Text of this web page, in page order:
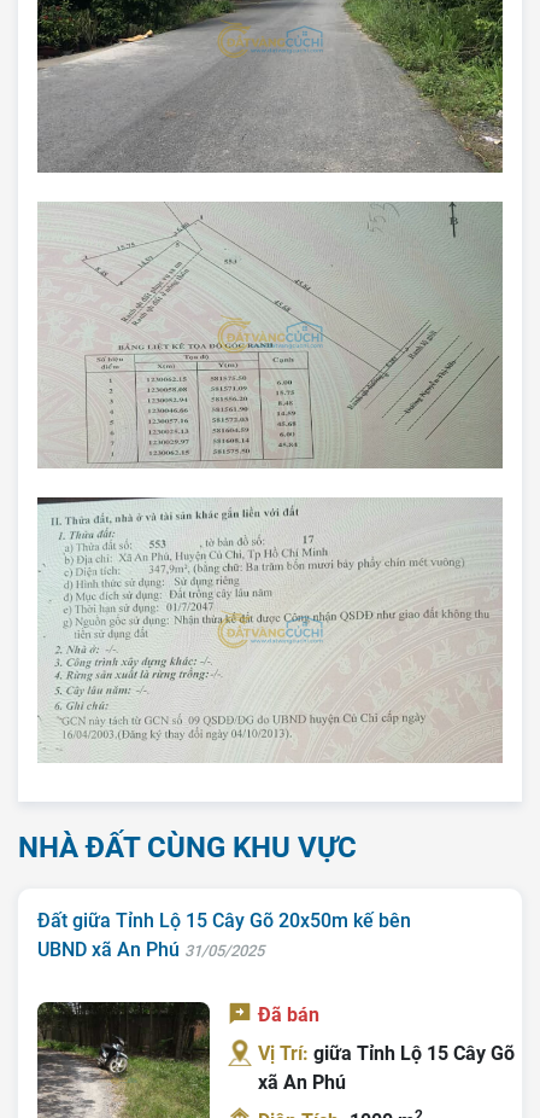
Trang chủ
NHÀ ĐẤT CÙNG KHU VỰC
Đất giữa Tỉnh Lộ 15 Cây Gõ 20x50m kế bên
UBND xã An Phú 31/05/2025
Đã bán
Vị Trí:giữa Tỉnh Lộ 15 Cây Gõ
xã An Phú